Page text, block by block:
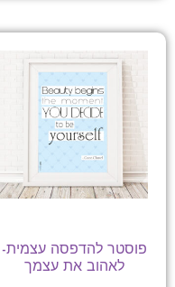
פוסטר להדפסה עצמית-
לאהוב את עצמך